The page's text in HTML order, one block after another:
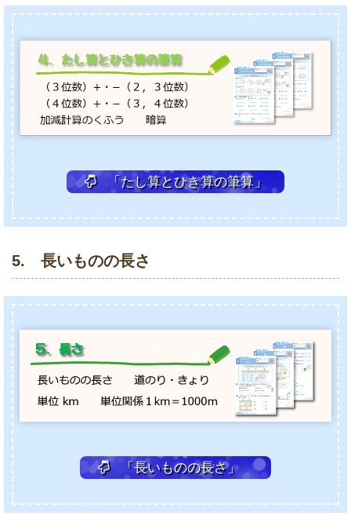
「たし算とひき算の筆算」
5. 長いものの長さ
「長いものの長さ」